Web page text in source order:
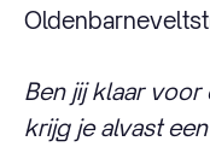
Ben jij klaar voor
krijg je alvast